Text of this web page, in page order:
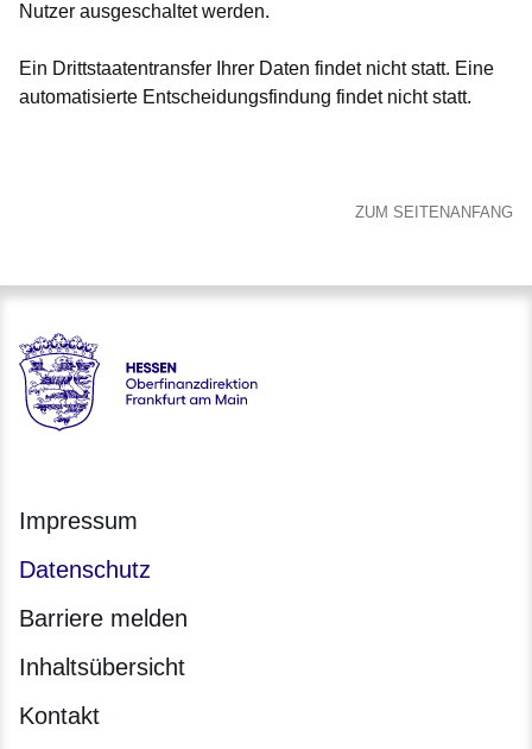
Nutzer ausgeschaltet werden.
Ein Drittstaatentransfer Ihrer Daten findet nicht statt. Eine
automatisierte Entscheidungsfindung findet nicht statt.
ZUM SEITENANFANG
Hessen - Oberfinanzdirektion Frankfurt am Main
Impressum
Datenschutz
Barriere melden
Inhaltsübersicht
Kontakt